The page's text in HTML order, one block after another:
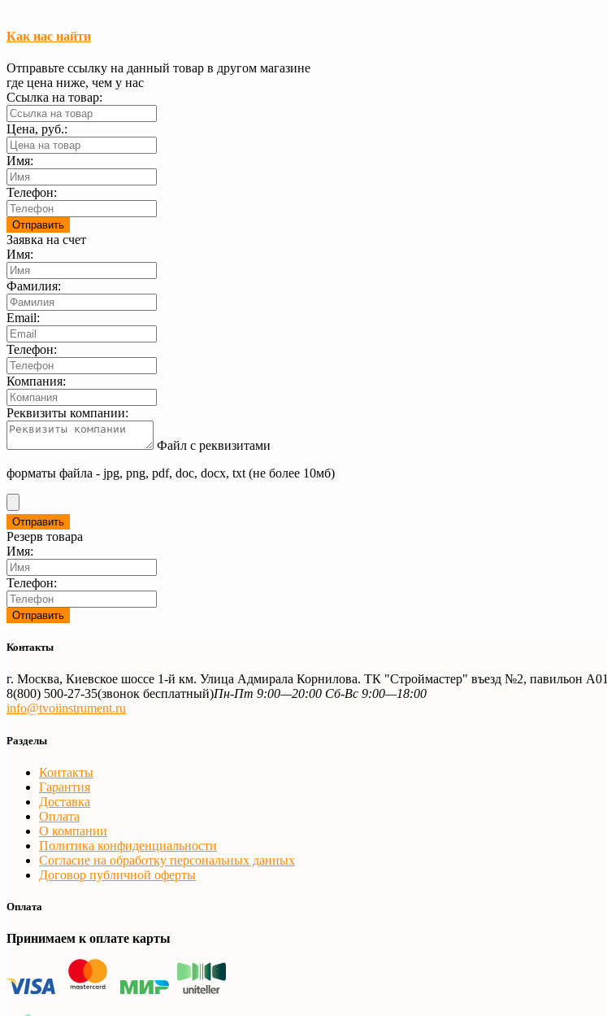
Как нас найти
Отправьте ссылку на данный товар в другом магазине
где цена ниже, чем у нас
Ссылка на товар:
Цена, руб.:
Имя:
Телефон:
Заявка на счет
Имя:
Фамилия:
Email:
Телефон:
Компания:
Реквизиты компании:
Файл с реквизитами
форматы файла - jpg, png, pdf, doc, docx, txt (не более 10мб)
Резерв товара
Имя:
Телефон:
Контакты
г. Москва, Киевское шоссе 1-й км. Улица Адмирала Корнилова. ТК "Строймастер" въезд №2, павильон А01
8(800) 500-27-35(звонок бесплатный)Пн-Пт 9:00—20:00 Сб-Вс 9:00—18:00
info@tvoiinstrument.ru
Разделы
Контакты
Гарантия
Доставка
Оплата
О компании
Политика конфиденциальности
Согласие на обработку персональных данных
Договор публичной оферты
Оплата
Принимаем к оплате карты